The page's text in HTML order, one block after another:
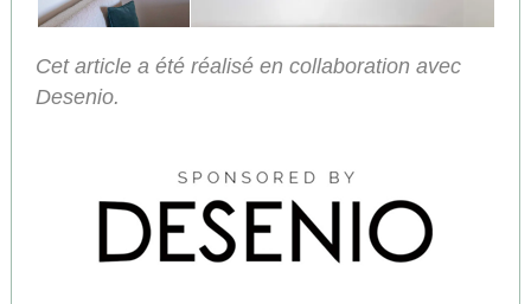
Cet article a été réalisé en collaboration avec
Desenio.